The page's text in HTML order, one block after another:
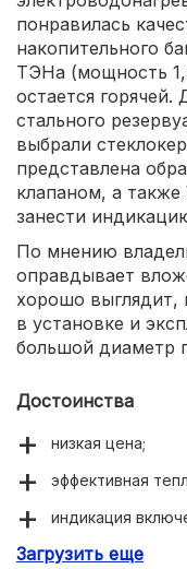
понравилась
накопительного
ТЭНа (мощность
остается горячей.
стального
выбрали
представлена
клапаном, а
занести
По мнению
оправдывает
хорошо выглядит,
в установке и
большой диаметр
Достоинства
низкая цена;
эффективная
индикация
качественное
Загрузить еще